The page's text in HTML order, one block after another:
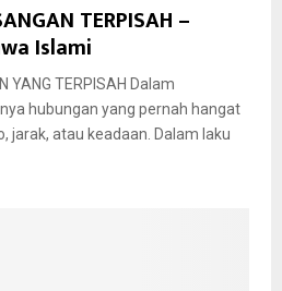
TERPISAH –
Islami
YANG TERPISAH Dalam
hubungan yang pernah hangat
jarak, atau keadaan. Dalam laku